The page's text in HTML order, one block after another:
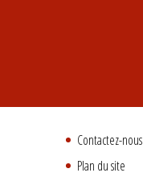
Contactez-nous
Plan du site